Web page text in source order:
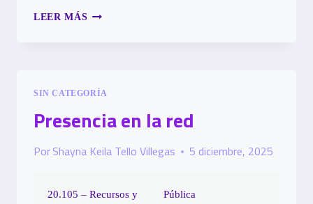
LEER MÁS ARTE
SIN CATEGORÍA
Presencia en la red
PorShayna Keila Tello Villegas 5 diciembre, 2025
20.105 – Recursos y
Pública